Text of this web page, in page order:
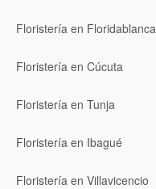
Floristería en Floridablanca
Floristería en Cúcuta
Floristería en Tunja
Floristería en Ibagué
Floristería en Villavicencio